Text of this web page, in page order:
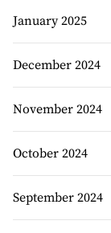
January 2025
December 2024
November 2024
October 2024
September 2024